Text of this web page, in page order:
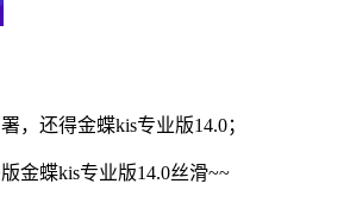
，还得金蝶kis专业版14.0；
金蝶kis专业版14.0丝滑~~